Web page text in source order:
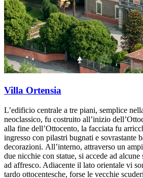
Villa Ortensia
L’edificio centrale a tre piani, semplice
neoclassico, fu costruito all’inizio
alla fine dell’Ottocento, la facciata fu
ingresso con pilastri bugnati e sovrastante
decorazioni. All’interno, attraverso un
due nicchie con statue, si accede ad
ad affresco. Adiacente il lato orientale vi
tardo ottocentesche, forse le vecchie